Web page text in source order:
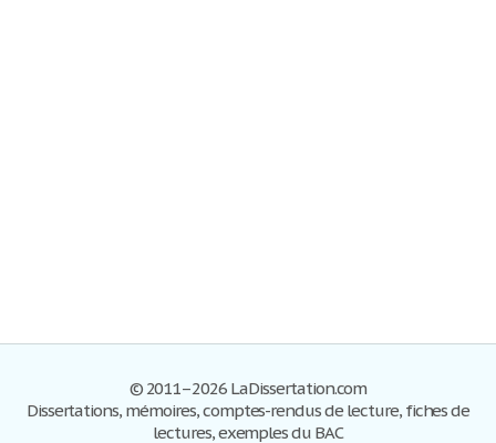
© 2011–2026 LaDissertation.com
Dissertations, mémoires, comptes-rendus de lecture, fiches de
lectures, exemples du BAC